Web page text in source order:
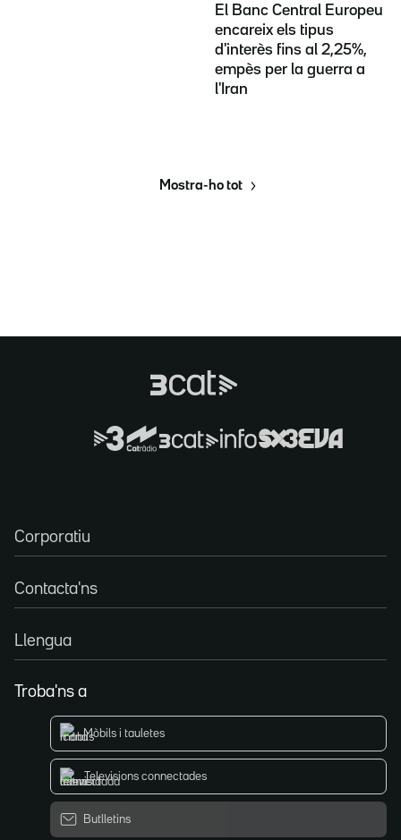
El Banc Central Europeu
encareix els tipus
d'interès fins al 2,25%,
empès per la guerra a
l'Iran
Mostra-ho tot
Corporatiu
Contacta'ns
Llengua
Troba'ns a
Mòbils i tauletes
Televisions connectades
Butlletins